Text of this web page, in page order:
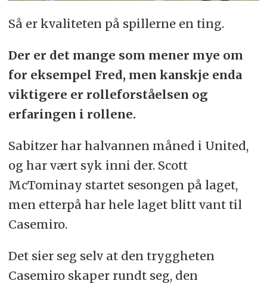
Så er kvaliteten på spillerne en ting.
Der er det mange som mener mye om
for eksempel Fred, men kanskje enda
viktigere er rolleforståelsen og
erfaringen i rollene.
Sabitzer har halvannen måned i United,
og har vært syk inni der. Scott
McTominay startet sesongen på laget,
men etterpå har hele laget blitt vant til
Casemiro.
Det sier seg selv at den tryggheten
Casemiro skaper rundt seg, den